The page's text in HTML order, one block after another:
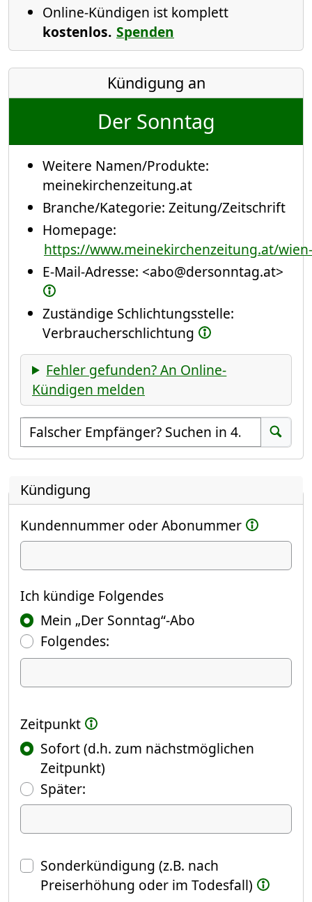
Online-Kündigen ist komplett
kostenlos. Spenden
Kündigung an
Der Sonntag
Weitere Namen/Produkte:
meinekirchenzeitung.at
Branche/Kategorie: Zeitung/Zeitschrift
Homepage:
https://www.meinekirchenzeitung.at/
E-Mail-Adresse: <abo@dersonntag.at>
Zuständige Schlichtungsstelle:
Verbraucherschlichtung
Fehler gefunden? An Online-
Kündigen melden
Empfänger suchen
Suchen
Kündigung
Kundennummer oder Abonummer
Ich kündige
Ich kündige Folgendes
Mein „Der Sonntag“-Abo
Folgendes:
Ich kündige Folgendes
Zeitpunkt
Sofort (d.h. zum nächstmöglichen
Zeitpunkt)
Später:(Fokus springt automatisch ins
Datum
Sonderkündigung (z.B. nach
Preiserhöhung oder im Todesfall)